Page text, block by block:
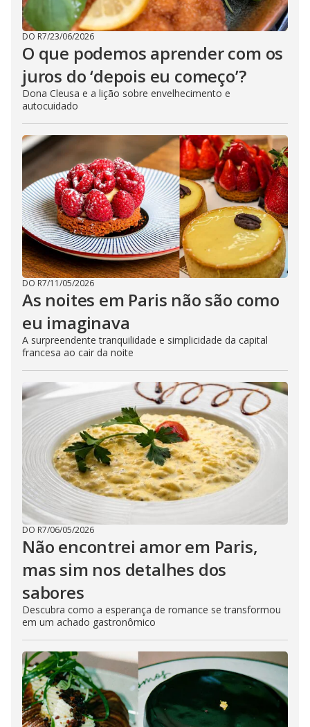
DO R7/23/06/2026
O que podemos aprender com os
juros do ‘depois eu começo’?
Dona Cleusa e a lição sobre envelhecimento e
autocuidado
DO R7/11/05/2026
As noites em Paris não são como
eu imaginava
A surpreendente tranquilidade e simplicidade da capital
francesa ao cair da noite
DO R7/06/05/2026
Não encontrei amor em Paris,
mas sim nos detalhes dos
sabores
Descubra como a esperança de romance se transformou
em um achado gastronômico